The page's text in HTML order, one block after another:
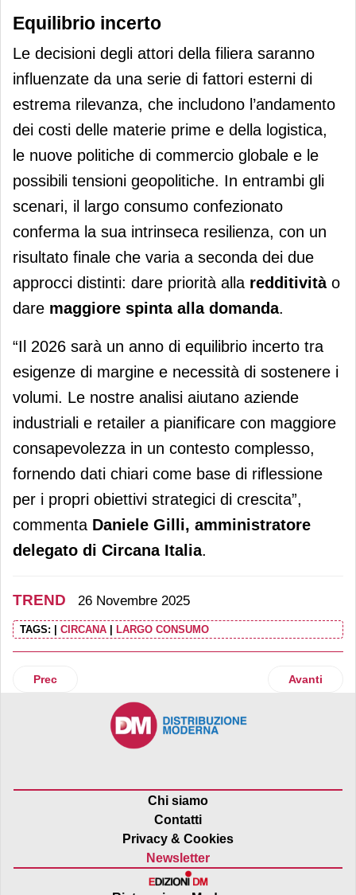
Equilibrio incerto
Le decisioni degli attori della filiera saranno
influenzate da una serie di fattori esterni di
estrema rilevanza, che includono l’andamento
dei costi delle materie prime e della logistica,
le nuove politiche di commercio globale e le
possibili tensioni geopolitiche. In entrambi gli
scenari, il largo consumo confezionato
conferma la sua intrinseca resilienza, con un
risultato finale che varia a seconda dei due
approcci distinti: dare priorità alla redditività o
dare maggiore spinta alla domanda.
“Il 2026 sarà un anno di equilibrio incerto tra
esigenze di margine e necessità di sostenere i
volumi. Le nostre analisi aiutano aziende
industriali e retailer a pianificare con maggiore
consapevolezza in un contesto complesso,
fornendo dati chiari come base di riflessione
per i propri obiettivi strategici di crescita”,
commenta Daniele Gilli, amministratore
delegato di Circana Italia.
TREND 26 Novembre 2025
TAGS: CIRCANA LARGO CONSUMO
Articolo precedente: A novembre prezzi nel carrello
Prec Articolo
Avanti
Chi siamo
Contatti
Privacy & Cookies
Newsletter